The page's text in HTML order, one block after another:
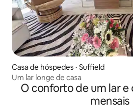
Casa de hóspedes ⋅ Suffield
Um lar longe de casa
O conforto de um lar e
mensais